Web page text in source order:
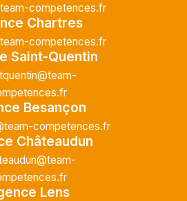
competences.fr
Chartres
competences.fr
Saint-Quentin
Besançon
competences.fr
Châteaudun
Lens